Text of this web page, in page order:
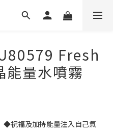
Fresh
能量水噴霧
◆祝福及加持能量注入自己氣